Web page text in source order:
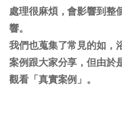
處理很麻煩，會影響到整
響。
我們也蒐集了常見的如，
案例跟大家分享，但由於
觀看「真實案例」。